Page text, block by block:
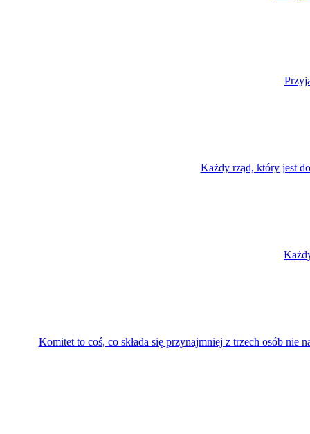
Każdy rząd, który jest
Komitet to coś, co składa się przynajmniej z trzech osób nie